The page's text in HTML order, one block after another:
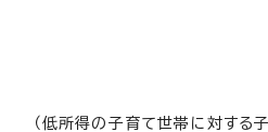
（低所得の子育て世帯に対する